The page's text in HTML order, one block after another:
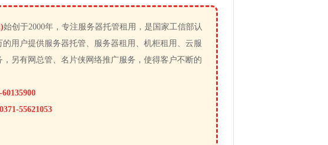
始创于2000年，专注服务器托管租用，是国家工信部认
用户提供服务器托管、服务器租用、机柜租用、云服
另有网总管、名片侠网络推广服务，使得客户不断的
60135900
0371-55621053